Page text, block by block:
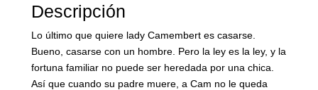
Descripción
Lo último que quiere lady Camembert es casarse.
Bueno, casarse con un hombre. Pero la ley es la ley, y la
fortuna familiar no puede ser heredada por una chica.
Así que cuando su padre muere, a Cam no le queda